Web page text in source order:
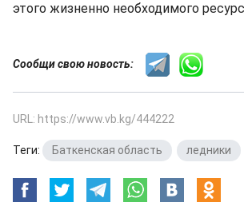
этого жизненно необходимого
Сообщи свою новость:
URL: https://www.vb.kg/444222
Теги: Баткенская область ледники